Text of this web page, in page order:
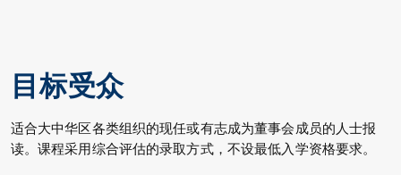
目标受众
适合大中华区各类组织的现任或有志成为董事会成员的人士报
读。课程采用综合评估的录取方式，不设最低入学资格要求。